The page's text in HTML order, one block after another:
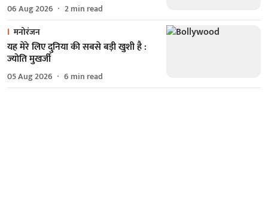
06 Aug 2026 2min read
मनोरंजन
यह मेरे लिए दुनिया की सबसे बड़ी खुशी है :
ज्योति मुखर्जी
05 Aug 2026 6 min read